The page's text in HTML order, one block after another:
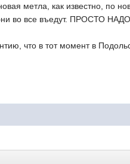
метла, как известно, по
во все въедут. ПРОСТО
что в тот момент в